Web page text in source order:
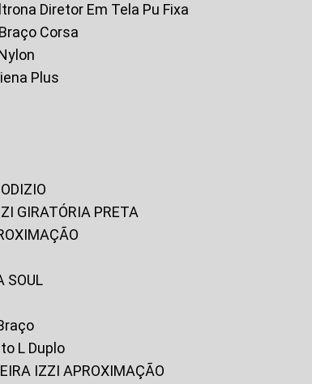
Diretor Em Tela Pu Fixa
Corsa
Plus
GIRATÓRIA PRETA
SOUL
L Duplo
IZZI APROXIMAÇÃO